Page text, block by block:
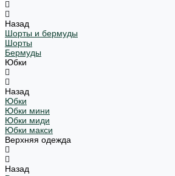
Назад
Шорты и бермуды
Шорты
Бермуды
Юбки
Назад
Юбки
Юбки мини
Юбки миди
Юбки макси
Верхняя одежда
Назад